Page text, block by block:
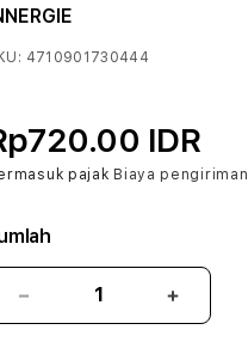
4710901730444
IDR
pajak Biaya pengiriman
Kurangi
jumlah
Tambah
jumlah